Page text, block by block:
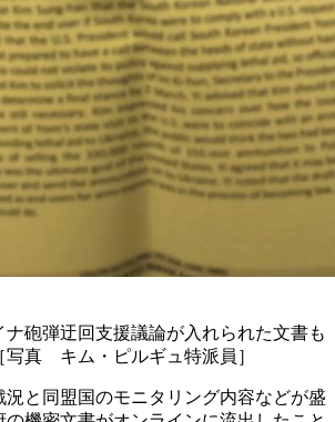
砲弾迂回支援議論が入れられた文書も
写真 キム・ピルギュ特派員］
況と同盟国のモニタリング内容などが盛